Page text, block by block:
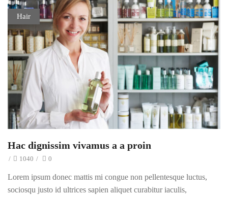
Hair
Hac dignissim vivamus a a proin
/ 1040 / 0
Lorem ipsum donec mattis mi congue non pellentesque luctus,
sociosqu justo id ultrices sapien aliquet curabitur iaculis,